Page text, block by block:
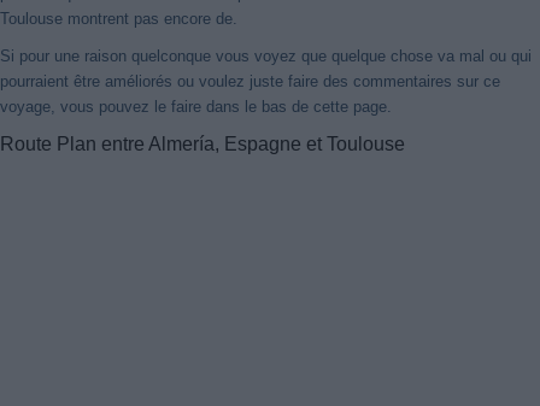
Toulouse montrent pas encore de.
Si pour une raison quelconque vous voyez que quelque chose va mal ou qui
pourraient être améliorés ou voulez juste faire des commentaires sur ce
voyage, vous pouvez le faire dans le bas de cette page.
Route Plan entre Almería, Espagne et Toulouse